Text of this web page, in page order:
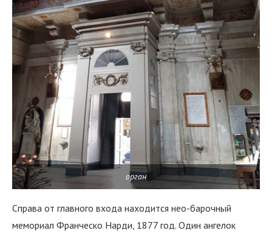
орган
Справа от главного входа находится нео-барочный
мемориал Франческо Нарди, 1877 год. Один ангелок